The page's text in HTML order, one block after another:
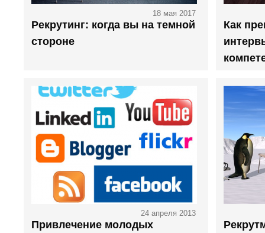
18 мая 2017
Рекрутинг: когда вы на темной
стороне
Как
24 апреля 2013
Привлечение молодых